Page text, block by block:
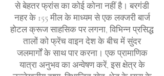
से बेहतर फ्रांस का कोई कोना नहीं है। बरगंडी
नहर के 155 मील के माध्यम से एक लक्जरी बार्ज
होटल क्रूज साहसिक पर लगना, विभिन्न प्रसिद्ध
तालों को फ्रेंच वाइन देश के बीच में सुंदर
जलमार्गों के साथ पार करना। एक प्रामाणिक
यात्रा अनुभव का अन्वेषण करें, इस क्षेत्र के